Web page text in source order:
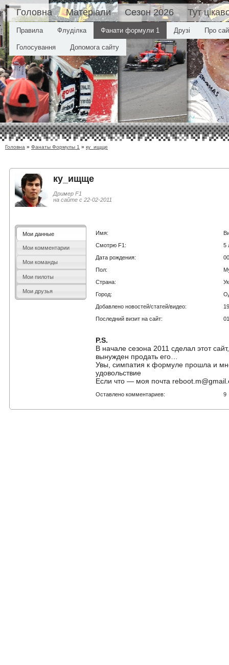
Головна Матеріали Сезон 2026 Тут
Правила Флуділка Фанати формули 1 Друзі Про
Голосування Допомога сайту
Головна » Фанаты Формулы 1 » ку_ищще
ку_ищще
Дример F1
на сайте с 22-02-2011
Мои данные
Мои комментарии
Мои команды
Мои пилоты
Мои друзья
Имя:
Смотрю F1:
5
Дата рождения:
Пол:
Страна:
Город:
Добавлено новостей/статей/видео:
Последний визит на сайт:
P.S.
В начале сезона 2011 сделал этот
вынужден продать его…
Увы, симпатия к формуле прошла и
удовольствие
Если что — моя почта
Оставлено комментариев: 9